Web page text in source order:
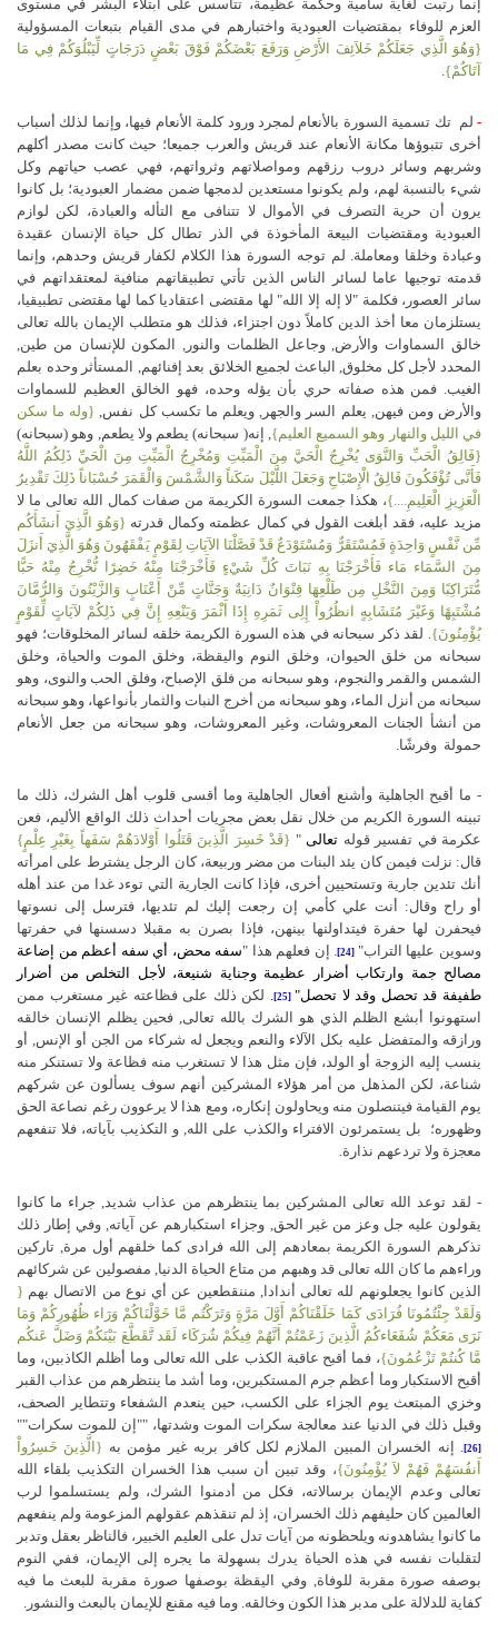
إنما رتبت لغاية سامية وحكمة عظيمة، تتأسس على ابتلاء البشر في مستوى
العزم للوفاء بمقتضيات العبودية واختبارهم في مدى القيام بتبعات المسؤولية
{وَهُوَ الَّذِي جَعَلَكُمْ خَلاَئِفَ الأَرْضِ وَرَفَعَ بَعْضَكُمْ فَوْقَ بَعْضٍ دَرَجَاتٍ لِّيَبْلُوَكُمْ فِي مَا
آتَاكُمْ}
- لم تك تسمية السورة بالأنعام لمجرد ورود كلمة الأنعام فيها، وإنما لذلك أسباب
أخرى تتبوؤها مكانة الأنعام عند قريش والعرب جميعا؛ حيث كانت مصدر أكلهم
وشربهم وسائر دروب رزقهم ومواصلاتهم وثرواتهم، فهي عصب حياتهم وكل
شيء بالنسبة لهم، ولم يكونوا مستعدين لدمجها ضمن مضمار العبودية؛ بل كانوا
يرون أن حرية التصرف في الأموال لا تتنافى مع التأله والعبادة، لكن لوازم
العبودية ومقتضيات البيعة المأخوذة في الذر تطال كل حياة الإنسان عقيدة
وعبادة وخلقا ومعاملة. لم توجه السورة هذا الكلام لكفار قريش وحدهم، وإنما
قدمته توجيها عاما لسائر الناس الذين تأتي تطبيقاتهم منافية لمعتقداتهم في
سائر العصور، فكلمة "لا إله إلا الله" لها مقتضى اعتقاديا كما لها مقتضى تطبيقيا،
يستلزمان معا أخذ الدين كاملاً دون اجتزاء، فذلك هو متطلب الإيمان بالله‏ تعالى‏
خالق السماوات والأرض‏,‏ وجاعل الظلمات والنور‏,‏ المكون للإنسان من طين‏,‏
المحدد لأجل كل مخلوق‏,‏ الباعث لجميع الخلائق بعد إفنائهم‏,‏ المستأثر وحده بعلم
الغيب‏.‏ فمن هذه صفاته حري بأن يؤله وحده، فهو الخالق العظيم للسماوات
والأرض ومن فيهن‏,‏ يعلم السر والجهر‏,‏ ويعلم ما تكسب كل نفس‏,‏ {وله ما سكن
في الليل والنهار وهو السميع العليم‏} ,‏ إنه‏(‏ سبحانه‏)‏ يطعم ولا يطعم‏,‏ وهو (سبحانه)‏
{فَالِقُ الْحَبِّ وَالنَّوَى يُخْرِجُ الْحَيَّ مِنَ الْمَيِّتِ وَمُخْرِجُ الْمَيِّتِ مِنَ الْحَيِّ ذَلِكُمُ اللَّهُ
فَأَنَّى تُؤْفَكُونَ فَالِقُ الْإِصْبَاحِ وَجَعَلَ اللَّيْلَ سَكَناً وَالشَّمْسَ وَالْقَمَرَ حُسْبَاناً ذَلِكَ تَقْدِيرُ
الْعَزِيزِ الْعَلِيمِ....}، هكذا جمعت السورة الكريمة من صفات كمال الله تعالى ما لا
مزيد عليه، فقد أبلغت القول في كمال عظمته وكمال قدرته {وَهُوَ الَّذِيَ أَنشَأَكُم
مِّن نَّفْسٍ وَاحِدَةٍ فَمُسْتَقَرٌّ وَمُسْتَوْدَعٌ قَدْ فَصَّلْنَا الآيَاتِ لِقَوْمٍ يَفْقَهُونَ وَهُوَ الَّذِيَ أَنزَلَ
مِنَ السَّمَاء مَاء فَأَخْرَجْنَا بِهِ نَبَاتَ كُلِّ شَيْءٍ فَأَخْرَجْنَا مِنْهُ خَضِرًا نُّخْرِجُ مِنْهُ حَبًّا
مُّتَرَاكِبًا وَمِنَ النَّخْلِ مِن طَلْعِهَا قِنْوَانٌ دَانِيَةٌ وَجَنَّاتٍ مِّنْ أَعْنَابٍ وَالزَّيْتُونَ وَالرُّمَّانَ
مُشْتَبِهًا وَغَيْرَ مُتَشَابِهٍ انظُرُواْ إِلِى ثَمَرِهِ إِذَا أَثْمَرَ وَيَنْعِهِ إِنَّ فِي ذَلِكُمْ لآيَاتٍ لِّقَوْمٍ
يُؤْمِنُونَ} . لقد ذكر سبحانه في هذه السورة الكريمة خلقه لسائر المخلوقات؛ فهو
سبحانه من خلق الحيوان، وخلق النوم واليقظة، وخلق الموت والحياة، وخلق
الشمس والقمر والنجوم، وهو سبحانه من فلق الإصباح، وفلق الحب والنوى، وهو
سبحانه من أنزل الماء، وهو سبحانه من أخرج النبات والثمار بأنواعها، وهو سبحانه
من أنشأ الجنات المعروشات، وغير المعروشات، وهو سبحانه من جعل الأنعام
حمولة وفرشًا.
- ما أقبح الجاهلية وأشنع أفعال الجاهلية وما أقسى قلوب أهل الشرك، ذلك ما
تبينه السورة الكريم من خلال نقل بعض مجريات أحداث ذلك الواقع الأليم، فعن
عكرمة في تفسير قوله تعالى" {قَدْ خَسِرَ الَّذِينَ قَتَلُوا أَوْلادَهُمْ سَفَهاً بِغَيْرِ عِلْمٍ}
قال: نزلت فيمن كان يئد البنات من مضر وربيعة، كان الرجل يشترط على امرأته
أنك تئدين جارية وتستحيين أخرى، فإذا كانت الجارية التي توءد غدا من عند أهله
أو راح وقال: أنت علي كأمي إن رجعت إليك لم تئديها، فترسل إلى نسوتها
فيحفرن لها حفرة فيتداولنها بينهن، فإذا بصرن به مقبلا دسسنها في حفرتها
وسوين عليها التراب" [24]
. إن فعلهم هذا "سفه محض، أي سفه أعظم من إضاعة
مصالح جمة وارتكاب أضرار عظيمة وجناية شنيعة، لأجل التخلص من أضرار
طفيفة قد تحصل وقد لا تحصل" [25]
. لكن ذلك على فظاعته غير مستغرب ممن
استهونوا أبشع الظلم الذي هو الشرك بالله‏ تعالى,‏ فحين يظلم الإنسان خالقه
ورازقه والمتفضل عليه بكل الآلاء والنعم ويجعل له شركاء من الجن أو الإنس‏,‏ أو
ينسب إليه الزوجة أو الولد، فإن مثل هذا لا تستغرب منه فظاعة ولا تستنكر منه
شناعة، لكن المذهل من أمر هؤلاء المشركين أنهم سوف يسألون عن شركهم‏‏
يوم القيامة فيتنصلون منه ويحاولون إنكاره‏، ومع هذا لا يرعوون رغم نصاعة الحق
وظهوره؛ ‏ بل يستمرئون الافتراء والكذب على الله‏,‏ و التكذيب بآياته، فلا تنفعهم
معجزة ولا تردعهم نذارة.
- لقد توعد الله تعالى المشركين بما ينتظرهم من عذاب شديد‏,‏ جراء ما كانوا
يقولون عليه جل وعز من غير الحق‏,‏ وجزاء استكبارهم عن آياته‏,‏ وفي إطار ذلك
تذكرهم السورة الكريمة بمعادهم إلى الله فرادى كما خلقهم أول مرة‏,‏ تاركين
وراءهم ما كان الله‏ تعالى‏ قد وهبهم من متاع الحياة الدنيا‏,‏ مفصولين عن شركائهم
الذين كانوا يجعلونهم لله تعالى أندادا‏,‏ مننقطعين عن أي نوع من الاتصال بهم‏ {
وَلَقَدْ جِئْتُمُونَا فُرَادَى كَمَا خَلَقْنَاكُمْ أَوَّلَ مَرَّةٍ وَتَرَكْتُم مَّا خَوَّلْنَاكُمْ وَرَاء ظُهُورِكُمْ وَمَا
نَرَى مَعَكُمْ شُفَعَاءكُمُ الَّذِينَ زَعَمْتُمْ أَنَّهُمْ فِيكُمْ شُرَكَاء لَقَد تَّقَطَّعَ بَيْنَكُمْ وَضَلَّ عَنكُم
مَّا كُنتُمْ تَزْعُمُونَ}، فما أقبح عاقبة الكذب على الله تعالى وما أظلم الكاذبين، وما
أقبح الاستكبار وما أعظم جرم المستكبرين، وما أشد ما ينتظرهم من عذاب القبر
وخزي المبتعث يوم الجزاء على الكسب، حين ينعدم الشفعاء وتتطاير الصحف،
وقبل ذلك في الدنيا عند معالجة سكرات الموت وشدتها، ""إن للموت سكرات""
[26]. إنه الخسران المبين الملازم لكل كافر بربه غير مؤمن به {الَّذِينَ خَسِرُواْ
أَنفُسَهُمْ فَهُمْ لاَ يُؤْمِنُونَ}، وقد تبين أن سبب هذا الخسران التكذيب بلقاء الله
تعالى وعدم الإيمان برسالاته، فكل من أدمنوا الشرك، ولم يستسلموا لرب
العالمين كان حليفهم ذلك الخسران، إذ لم تنقذهم عقولهم المزعومة ولم ينفعهم
ما كانوا يشاهدونه ويلحظونه من آيات تدل على العليم الخبير، فالناظر بعقل وتدبر
لتقلبات نفسه في هذه الحياة يدرك بسهولة ما يجره إلى الإيمان، ففي النوم
بوصفه صورة مقربة للوفاة‏,‏ وفي اليقظة بوصفها صورة مقربة للبعث‏ ما فيه
كفاية للدلالة على مدبر هذا الكون وخالقه. وما فيه مقنع للإيمان بالبعث والنشور.‏